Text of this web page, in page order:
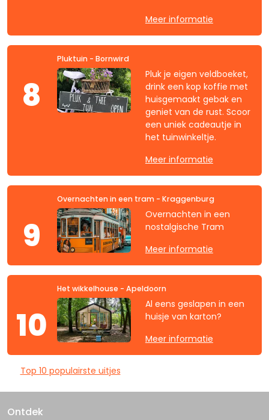
Meer informatie
8
Pluktuin - Bornwird
Pluk je eigen veldboeket,
drink een kop koffie met
huisgemaakt gebak en
geniet van de rust. Scoor
een uniek cadeautje in
het tuinwinkeltje.
Meer informatie
9
Overnachten in een tram - Kraggenburg
Overnachten in een
nostalgische Tram
Meer informatie
10
Het wikkelhouse - Apeldoorn
Al eens geslapen in een
huisje van karton?
Meer informatie
Top 10 populairste uitjes
Ontdek